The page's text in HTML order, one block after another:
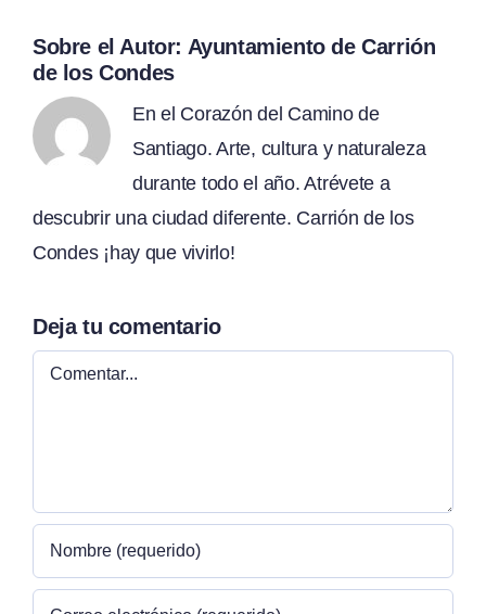
Sobre el Autor: Ayuntamiento de Carrión
de los Condes
En el Corazón del Camino de
Santiago. Arte, cultura y naturaleza
durante todo el año. Atrévete a
descubrir una ciudad diferente. Carrión de los
Condes ¡hay que vivirlo!
Deja tu comentario
Comentar